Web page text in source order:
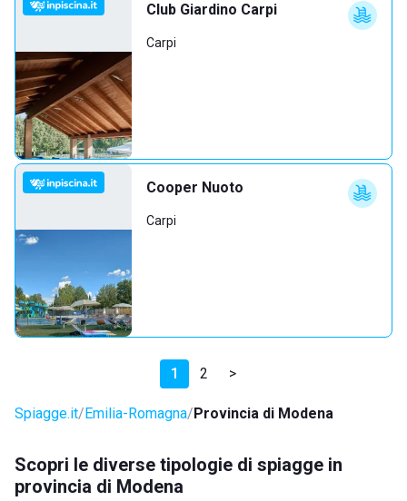
Club Giardino Carpi
Carpi
Cooper Nuoto
Carpi
1 2 >
Spiagge.it Emilia-Romagna Provincia di Modena
Scopri le diverse tipologie di spiagge in
provincia di Modena